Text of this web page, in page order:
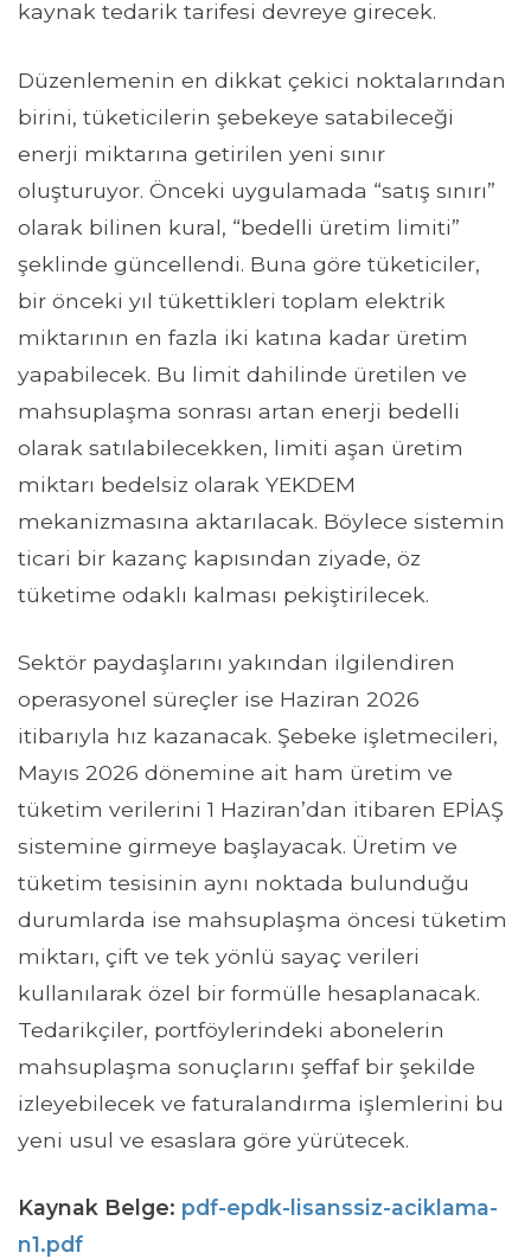
kaynak tedarik tarifesi devreye girecek.
Düzenlemenin en dikkat çekici noktalarından
birini, tüketicilerin şebekeye satabileceği
enerji miktarına getirilen yeni sınır
oluşturuyor. Önceki uygulamada “satış sınırı”
olarak bilinen kural, “bedelli üretim limiti”
şeklinde güncellendi. Buna göre tüketiciler,
bir önceki yıl tükettikleri toplam elektrik
miktarının en fazla iki katına kadar üretim
yapabilecek. Bu limit dahilinde üretilen ve
mahsuplaşma sonrası artan enerji bedelli
olarak satılabilecekken, limiti aşan üretim
miktarı bedelsiz olarak YEKDEM
mekanizmasına aktarılacak. Böylece sistemin
ticari bir kazanç kapısından ziyade, öz
tüketime odaklı kalması pekiştirilecek.
Sektör paydaşlarını yakından ilgilendiren
operasyonel süreçler ise Haziran 2026
itibarıyla hız kazanacak. Şebeke işletmecileri,
Mayıs 2026 dönemine ait ham üretim ve
tüketim verilerini 1 Haziran’dan itibaren EPİAŞ
sistemine girmeye başlayacak. Üretim ve
tüketim tesisinin aynı noktada bulunduğu
durumlarda ise mahsuplaşma öncesi tüketim
miktarı, çift ve tek yönlü sayaç verileri
kullanılarak özel bir formülle hesaplanacak.
Tedarikçiler, portföylerindeki abonelerin
mahsuplaşma sonuçlarını şeffaf bir şekilde
izleyebilecek ve faturalandırma işlemlerini bu
yeni usul ve esaslara göre yürütecek.
Kaynak Belge: pdf-epdk-lisanssiz-aciklama-
n1.pdf